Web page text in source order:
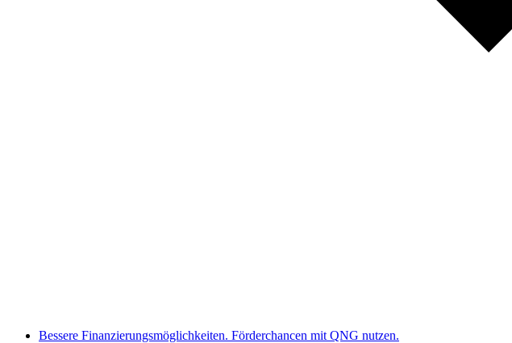
Bessere Finanzierungsmöglichkeiten. Förderchancen mit QNG nutzen.